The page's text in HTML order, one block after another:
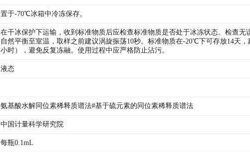
置于-70℃冰箱中冷冻保存。
在干冰保护下运输，收到标准物质后应检查标准物质是否处于冰冻状态。检查
自然平衡至室温，取样之前建议涡旋振荡10秒。标准物质在-20℃下可存放14天
小时），避免反复冻融。使用过程中应严格防止沾污。
液态
氨基酸水解同位素稀释质谱法#基于硫元素的同位素稀释质谱法
中国计量科学研究院
每瓶0.1mL